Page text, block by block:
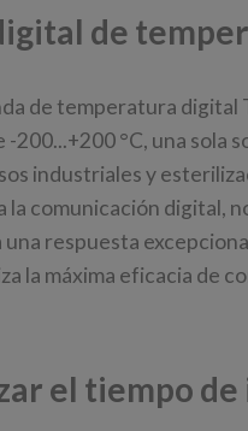
de
de temperatura digital
200...+200 °C, una sola
industriales y
la comunicación digital,
respuesta
la máxima eficacia de
el tiempo de